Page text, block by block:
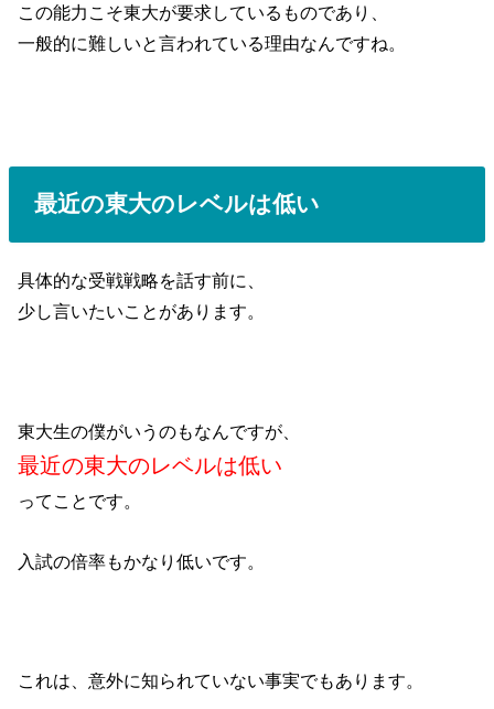
この能力こそ東大が要求しているものであり、
一般的に難しいと言われている理由なんですね。
最近の東大のレベルは低い
具体的な受戦戦略を話す前に、
少し言いたいことがあります。
東大生の僕がいうのもなんですが、
最近の東大のレベルは低い
ってことです。
入試の倍率もかなり低いです。
これは、意外に知られていない事実でもあります。